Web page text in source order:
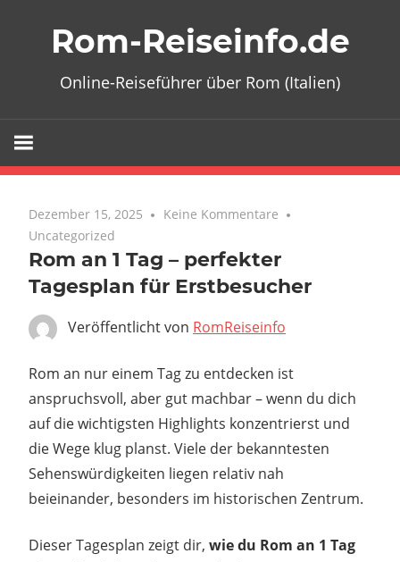
Rom-Reiseinfo.de
Online-Reiseführer über Rom (Italien)
Dezember 15, 2025
Keine Kommentare
Uncategorized
Rom an 1 Tag – perfekter
Tagesplan für Erstbesucher
Veröffentlicht von RomReiseinfo
Rom an nur einem Tag zu entdecken ist
anspruchsvoll, aber gut machbar – wenn du dich
auf die wichtigsten Highlights konzentrierst und
die Wege klug planst. Viele der bekanntesten
Sehenswürdigkeiten liegen relativ nah
beieinander, besonders im historischen Zentrum.
Dieser Tagesplan zeigt dir, wie du Rom an 1 Tag